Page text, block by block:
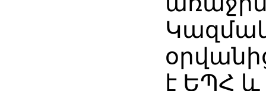
է ԵՊՀ